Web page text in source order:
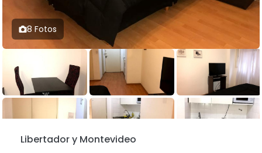
8 Fotos
Libertador y Montevideo